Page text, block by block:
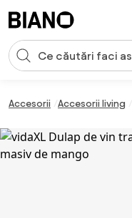
Introducerea căutării
Accesorii Accesorii living